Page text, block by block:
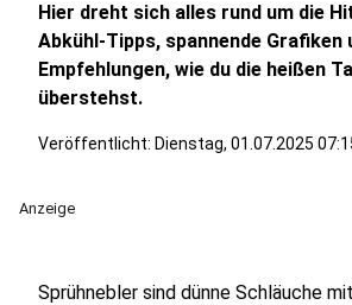
Hier dreht sich alles rund um die
Abkühl-Tipps, spannende Grafiken
Empfehlungen, wie du die heißen
überstehst.
Veröffentlicht: Dienstag, 01.07.2025
Anzeige
Sprühnebler sind dünne Schläuche